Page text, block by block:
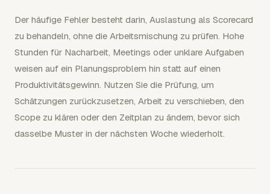
Der häufige Fehler besteht darin, Auslastung als Scorecard
zu behandeln, ohne die Arbeitsmischung zu prüfen. Hohe
Stunden für Nacharbeit, Meetings oder unklare Aufgaben
weisen auf ein Planungsproblem hin statt auf einen
Produktivitätsgewinn. Nutzen Sie die Prüfung, um
Schätzungen zurückzusetzen, Arbeit zu verschieben, den
Scope zu klären oder den Zeitplan zu ändern, bevor sich
dasselbe Muster in der nächsten Woche wiederholt.